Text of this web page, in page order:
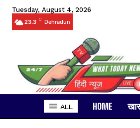
Tuesday, August 4, 2026
23.3 C Dehradun
ALL HOME